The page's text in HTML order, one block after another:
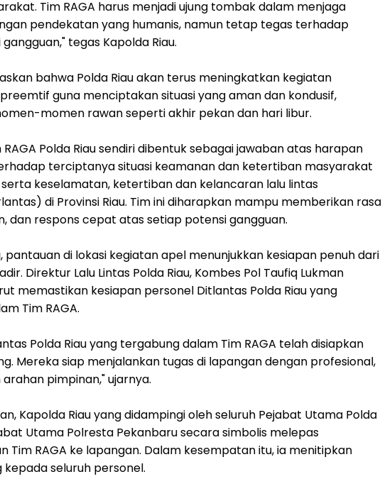
Tim RAGA harus menjadi ujung tombak dalam menjaga
pendekatan yang humanis, namun tetap tegas terhadap
tegas Kapolda Riau.
bahwa Polda Riau akan terus meningkatkan kegiatan
guna menciptakan situasi yang aman dan kondusif,
momen rawan seperti akhir pekan dan hari libur.
RAGA Polda Riau sendiri dibentuk sebagai jawaban atas harapan
terciptanya situasi keamanan dan ketertiban masyarakat
keselamatan, ketertiban dan kelancaran lalu lintas
di Provinsi Riau. Tim ini diharapkan mampu memberikan rasa
dan respons cepat atas setiap potensi gangguan.
pantauan di lokasi kegiatan apel menunjukkan kesiapan penuh dari
Direktur Lalu Lintas Polda Riau, Kombes Pol Taufiq Lukman
memastikan kesiapan personel Ditlantas Polda Riau yang
Tim RAGA.
Polda Riau yang tergabung dalam Tim RAGA telah disiapkan
Mereka siap menjalankan tugas di lapangan dengan profesional,
pimpinan," ujarnya.
Kapolda Riau yang didampingi oleh seluruh Pejabat Utama Polda
Utama Polresta Pekanbaru secara simbolis melepas
Tim RAGA ke lapangan. Dalam kesempatan itu, ia menitipkan
seluruh personel.